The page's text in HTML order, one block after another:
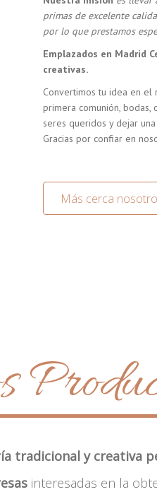
primas de excelente
por lo que prestamos
Emplazados en Madrid
creativas.
Convertimos tu idea en el
primera comunión,
seres queridos y dejar
Gracias por confiar en
Más cerca
tradicional y creativa
interesadas en la